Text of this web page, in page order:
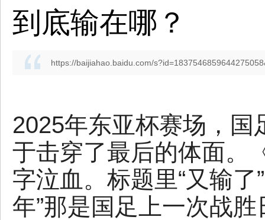
到底输在哪？
https://baijiahao.baidu.com/
2025年东亚杯赛场，
于击穿了最后的体面。
字泣血。标题里“又输
年”那是国足上一次战